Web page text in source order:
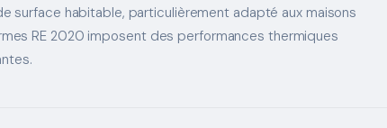
surface habitable, particulièrement adapté aux maisons
RE 2020 imposent des performances thermiques